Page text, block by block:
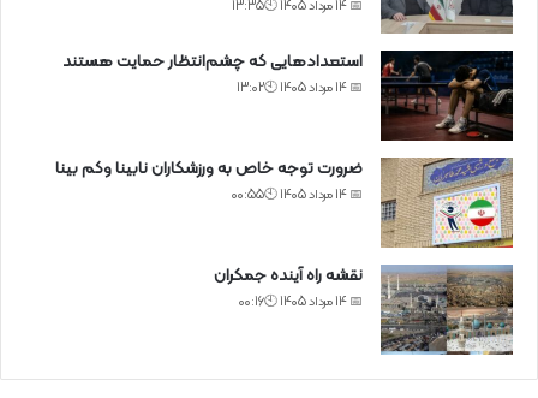
📅 14 مرداد 1405 🕙13:35
استعدادهایی که چشم‌انتظار حمایت هستند
📅 14 مرداد 1405 🕙13:02
ضرورت توجه خاص به ورزشکاران نابینا وکم بینا
📅 14 مرداد 1405 🕙00:55
نقشه راه آینده جمکران
📅 14 مرداد 1405 🕙00:16